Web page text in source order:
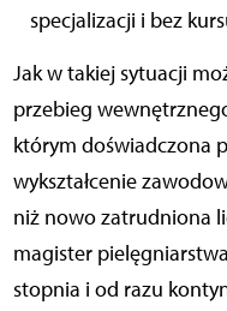
specjalizacji i bez
Jak w takiej sytuacji
przebieg
którym doświadczona
wykształcenie
niż nowo zatrudniona
magister
stopnia i od razu